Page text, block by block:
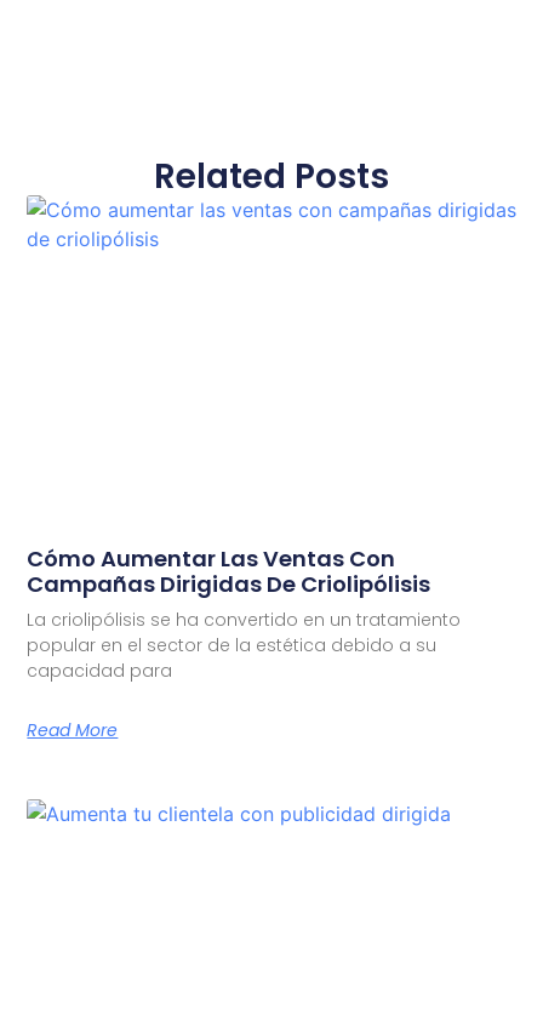
Related Posts
Cómo Aumentar Las Ventas Con
Campañas Dirigidas De Criolipólisis
La criolipólisis se ha convertido en un tratamiento
popular en el sector de la estética debido a su
capacidad para
Read More